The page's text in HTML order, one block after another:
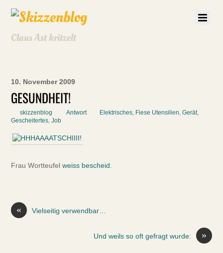
Claus Ast kritzelt
10. November 2009
GESUNDHEIT!
skizzenblog Antwort Elektrisches, Fiese Utensilien,Gerät,
Gescheitertes,Job
Frau Wortteufelweiss bescheid
« Vielseitig verwendbar…
»
Und weils so oft gefragt wurde: